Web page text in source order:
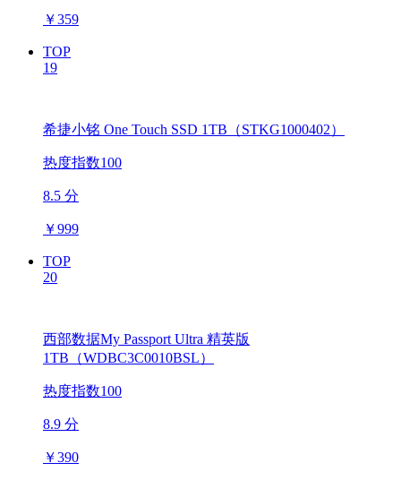
￥359
TOP
19
希捷小铭 One Touch SSD 1TB（STKG1000402）
热度指数100
8.5 分
￥999
TOP
20
西部数据My Passport Ultra 精英版
1TB（WDBC3C0010BSL）
热度指数100
8.9 分
￥390